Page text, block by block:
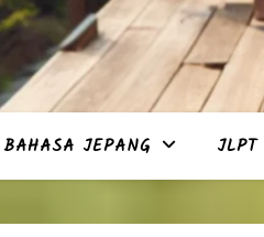
BAHASA JEPANG JLPT